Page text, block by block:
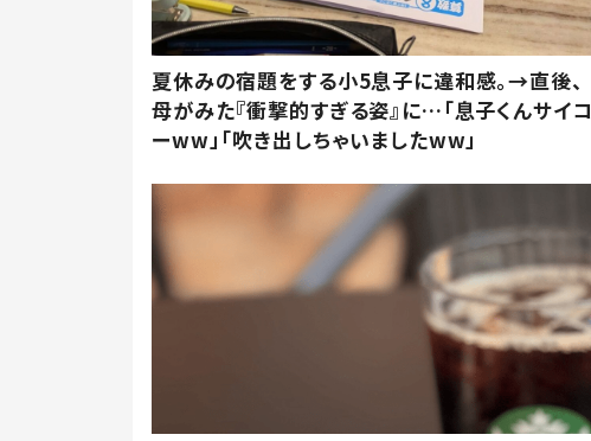
夏休みの宿題をする小5息子に違和感。→直後、
母がみた『衝撃的すぎる姿』に…「息子くんサイコ
ーww」「吹き出しちゃいましたww」